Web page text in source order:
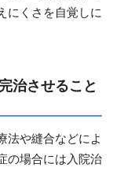
にくさを自覚しに
治させること
法や縫合などによ
の場合には入院治